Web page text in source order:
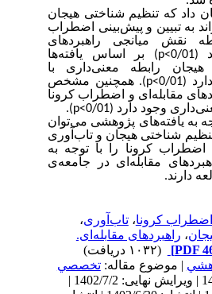
داد که تنظیم شناختی هیجان
به تبیین و پیش‌بینی اضطراب
نقش میانجی‌ راهبردهای
>
p) بر اساس یافته‌ها
رابطه معنی‌داری با
01
>
p). همچنین مشخص
مقابله‌ای و اضطراب کرونا
وجود دارد (0/01
>
p
).
به یافته‌های پژوهشی می‌توان
شناختی هیجان و تاب‌آوری
کرونا را با توجه به
مقابله‌ای در جامعه‌ی
دارند‌.
کرونا،تاب‌آوری،
،راهبردهای مقابله‌ای.
| موضوع مقاله:تخصصي
دریافت: 1402/3/31 | ویرایش نهایی: 1402/7/2 |